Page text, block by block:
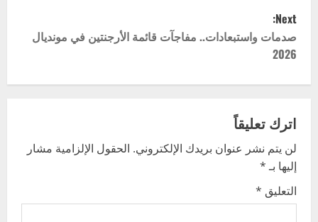
s
t
n
a
v
i
g
Next:
صدمات واستبعادات.. مفاجآت قائمة الأرجنتين في مونديال
2026
اترك تعليقاً
لن يتم نشر عنوان بريدك الإلكتروني. الحقول الإلزامية مشار
إليها بـ*
التعليق *